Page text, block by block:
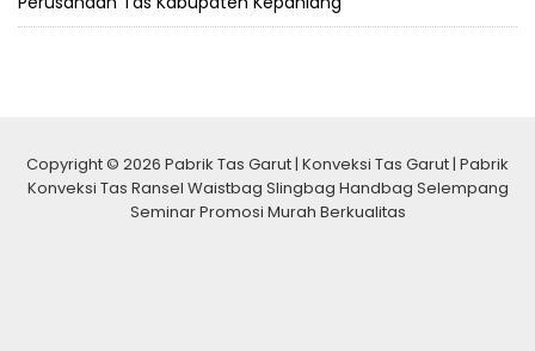
Copyright © 2026 Pabrik Tas Garut | Konveksi Tas Garut | Pabrik
Konveksi Tas Ransel Waistbag Slingbag Handbag Selempang
Seminar Promosi Murah Berkualitas